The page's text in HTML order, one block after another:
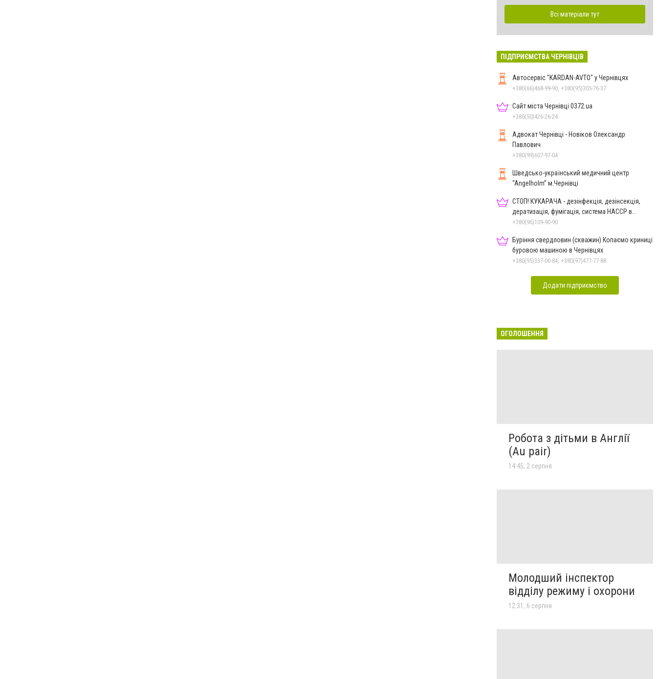
Всі матеріали тут
ПІДПРИЄМСТВА ЧЕРНІВЦІВ
Автосервіс "KARDAN-AVTO" у Чернівцях
+380(66)468-99-90, +380(95)305-76-37
Сайт міста Чернівці 0372.ua
+380(50)426-26-24
Адвокат Чернівці - Новіков Олександр
Павлович
+380(99)607-97-04
Шведсько-український медичний центр
“Angelholm” м.Чернівці
СТОП! КУКАРАЧА - дезінфекція, дезінсекція,
дератизація, фумігація, система HACCP в
Чернівцях
+380(96)109-90-90
Буріння свердловин (скважин) Копаємо криниці
буровою машиною в Чернівцях
+380(95)337-00-84, +380(97)477-77-88
Додати підприємство
ОГОЛОШЕННЯ
Робота з дітьми в Англії
(Au pair)
14:45, 2 серпня
Молодший інспектор
відділу режиму і охорони
12:31, 6 серпня